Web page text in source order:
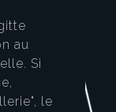
au
Si
le